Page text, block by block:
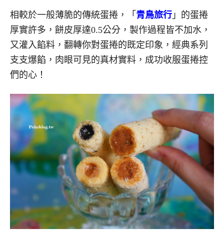
相較於一般薄脆的傳統蛋捲，「 青鳥旅行 」的蛋捲
厚實許多，餅皮厚達0.5公分，製作過程皆不加水，
又灌入餡料，翻轉你對蛋捲的既定印象，經典系列
支支爆餡，肉眼可見的真材實料，成功收服蛋捲控
們的心！